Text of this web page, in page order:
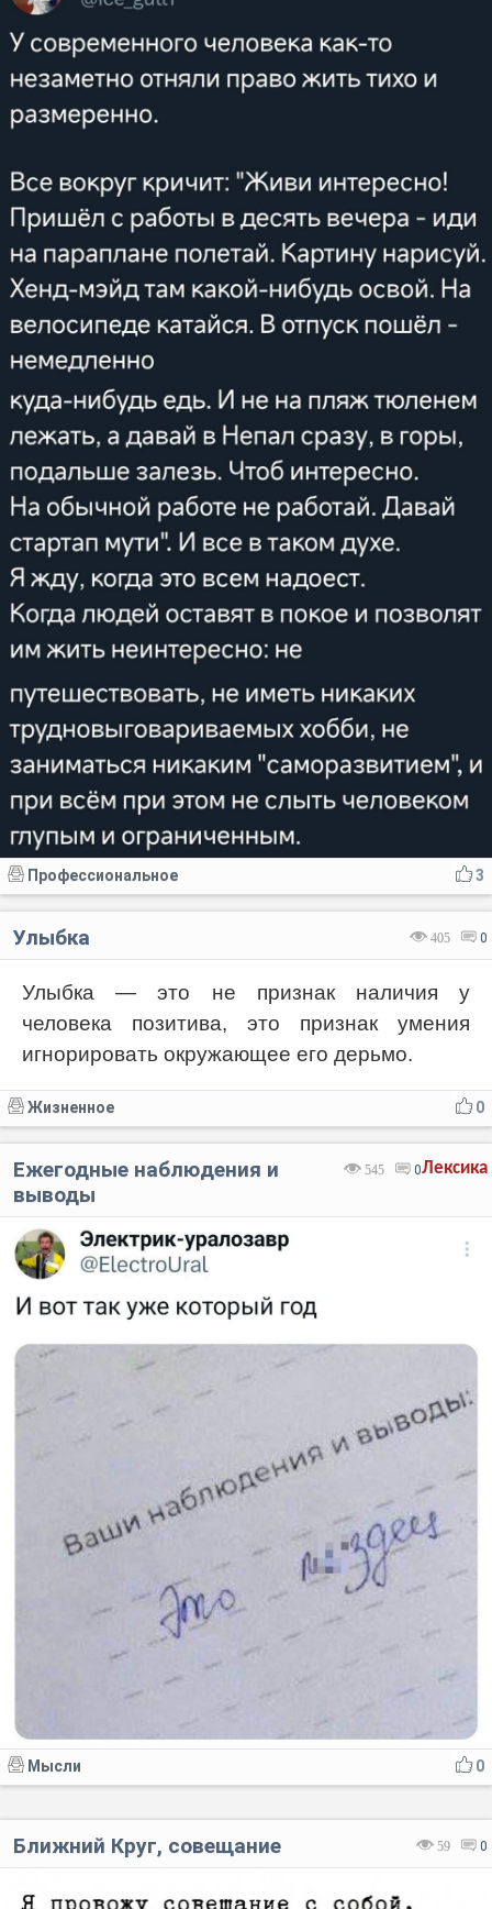
3
Профессиональное
405 0
Улыбка
Улыбка — это не признак наличия у
человека позитива, это признак умения
игнорировать окружающее его дерьмо.
0
Жизненное
Лексика
545 0
Ежегодные наблюдения и
выводы
0
Мысли
59 0
Ближний Круг, совещание